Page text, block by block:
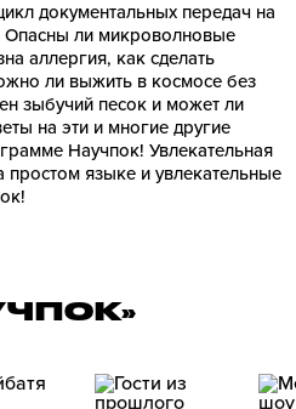
документальных передач на
ли микроволновые
аллергия, как сделать
ли выжить в космосе без
зыбучий песок и может ли
на эти и многие другие
Научпок! Увлекательная
языке и увлекательные